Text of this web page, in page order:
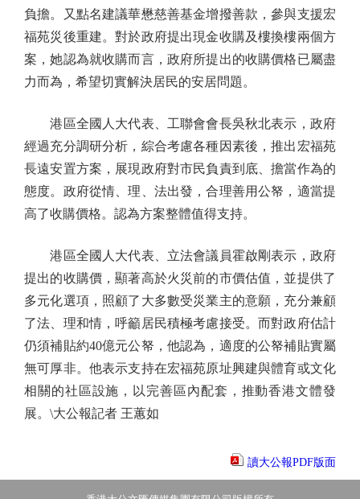
負擔。又點名建議華懋慈善基金增撥善款，參與支援宏
福苑災後重建。對於政府提出現金收購及樓換樓兩個方
案，她認為就收購而言，政府所提出的收購價格已屬盡
力而為，希望切實解決居民的安居問題。
港區全國人大代表、工聯會會長吳秋北表示，政府
經過充分調研分析，綜合考慮各種因素後，推出宏福苑
長遠安置方案，展現政府對市民負責到底、擔當作為的
態度。政府從情、理、法出發，合理善用公帑，適當提
高了收購價格。認為方案整體值得支持。
港區全國人大代表、立法會議員霍啟剛表示，政府
提出的收購價，顯著高於火災前的市價估值，並提供了
多元化選項，照顧了大多數受災業主的意願，充分兼顧
了法、理和情，呼籲居民積極考慮接受。而對政府估計
仍須補貼約40億元公帑，他認為，適度的公帑補貼實屬
無可厚非。他表示支持在宏福苑原址興建與體育或文化
相關的社區設施，以完善區內配套，推動香港文體發
展。\大公報記者 王蕙如
讀大公報PDF版面